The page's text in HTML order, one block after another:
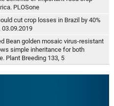
PLOSone
cut crop losses in Brazil by 40%
Bean golden mosaic virus-resistant
simple inheritance for both
Plant Breeding 133, 5